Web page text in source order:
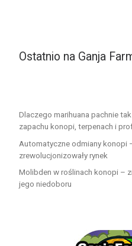
Ostatnio na Ganja
Dlaczego marihuana pachnie
zapachu konopi, terpenach i
Automatyczne odmiany konopi
zrewolucjonizowały rynek
Molibden w roślinach konopi –
jego niedoboru